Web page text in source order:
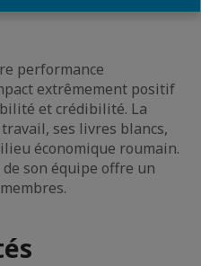
performance
extrêmement positif
et crédibilité. La
travail, ses livres blancs,
économique roumain.
son équipe offre un